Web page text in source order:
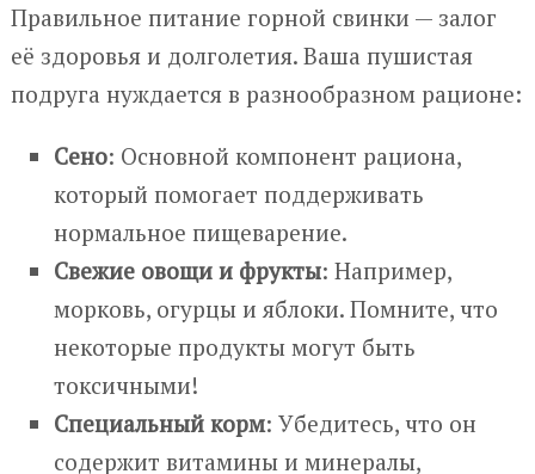
Правильное питание горной свинки — залог
её здоровья и долголетия. Ваша пушистая
подруга нуждается в разнообразном рационе:
Сено: Основной компонент рациона,
который помогает поддерживать
нормальное пищеварение.
Свежие овощи и фрукты: Например,
морковь, огурцы и яблоки. Помните, что
некоторые продукты могут быть
токсичными!
Специальный корм: Убедитесь, что он
содержит витамины и минералы,